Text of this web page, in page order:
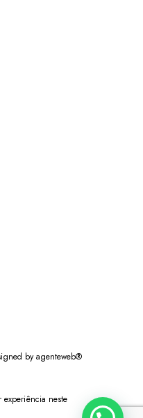
by agenteweb®
experiência neste